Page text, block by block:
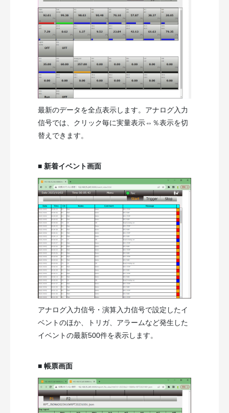
最新のデータを全点表示します。アナログ入力
信号では、クリック毎に実量表示⇔％表示を切
替えできます。
■ 新着イベント画面
アナログ入力信号・演算入力信号で設定したイ
ベントのほか、トリガ、アラームなど発生した
イベントの最新500件を表示します。
■ 帳票画面